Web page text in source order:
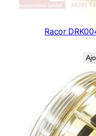
Racor